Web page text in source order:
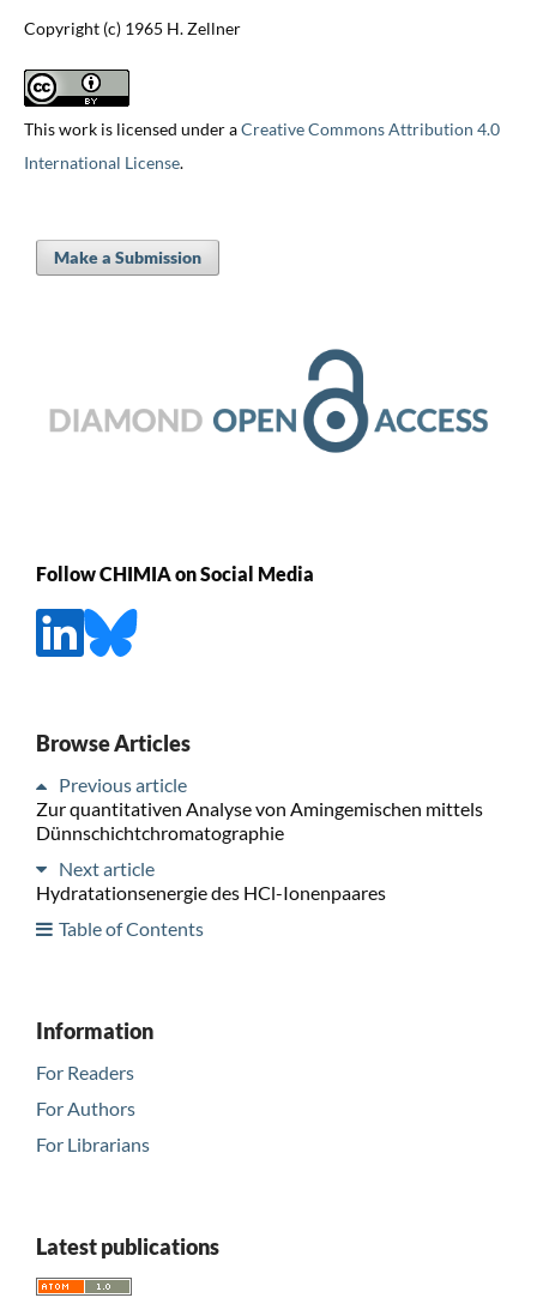
Copyright (c) 1965 H. Zellner
This work is licensed under aCreative Commons Attribution 4.0
International License.
Make a Submission
Follow CHIMIA on Social Media
Browse Articles
Previous article
Zur quantitativen Analyse von Amingemischen mittels
Dünnschichtchromatographie
Next article
Hydratationsenergie des HCl-Ionenpaares
Table of Contents
Information
For Readers
For Authors
For Librarians
Latest publications